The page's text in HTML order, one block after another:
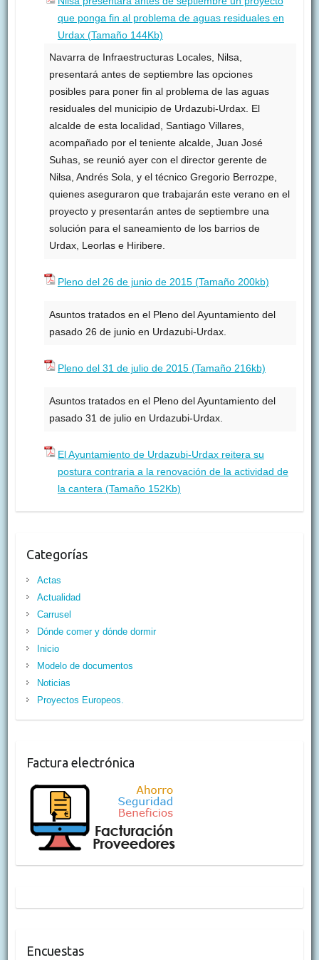
que ponga fin al problema de aguas residuales en
Urdax (Tamaño 144Kb)
Navarra de Infraestructuras Locales, Nilsa,
presentará antes de septiembre las opciones
posibles para poner fin al problema de las aguas
residuales del municipio de Urdazubi-Urdax. El
alcalde de esta localidad, Santiago Villares,
acompañado por el teniente alcalde, Juan José
Suhas, se reunió ayer con el director gerente de
Nilsa, Andrés Sola, y el técnico Gregorio Berrozpe,
quienes aseguraron que trabajarán este verano en el
proyecto y presentarán antes de septiembre una
solución para el saneamiento de los barrios de
Urdax, Leorlas e Hiribere.
Pleno del 26 de junio de 2015 (Tamaño 200kb)
Asuntos tratados en el Pleno del Ayuntamiento del
pasado 26 de junio en Urdazubi-Urdax.
Pleno del 31 de julio de 2015 (Tamaño 216kb)
Asuntos tratados en el Pleno del Ayuntamiento del
pasado 31 de julio en Urdazubi-Urdax.
El Ayuntamiento de Urdazubi-Urdax reitera su
postura contraria a la renovación de la actividad de
la cantera (Tamaño 152Kb)
Categorías
Actas
Actualidad
Carrusel
Dónde comer y dónde dormir
Inicio
Modelo de documentos
Noticias
Proyectos Europeos.
Factura electrónica
Encuestas